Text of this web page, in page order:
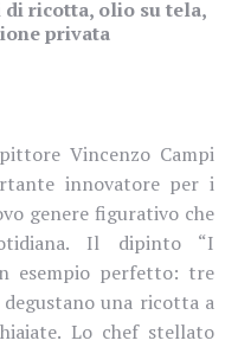
ricotta, olio su tela,
privata
Vincenzo Campi
innovatore per i
genere figurativo che
Il dipinto “I
esempio perfetto: tre
una ricotta a
Lo chef stellato